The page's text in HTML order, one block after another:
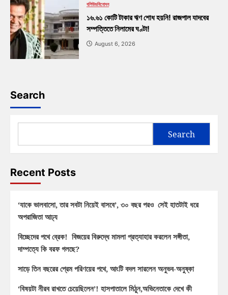
বলিউডবিনোদন
১৬.৬১ কোটি টাকার ঋণ শোধ হয়নি! রাজপাল যাদবের
সম্পত্তিতে নিলামের ঘণ্টা!
August 6, 2026
Search
Search
Recent Posts
‘যাকে ভালবাসো, তার সবটা নিয়েই বাসবে’, ৩০ বছর পরও সেই হাতটাই ধরে
অপরাজিতা আঢ্য
বিচ্ছেদের পথে ব্রেক! বিজয়ের বিরুদ্ধে মামলা প্রত্যাহার করলেন সঙ্গীতা,
দাম্পত্যে কি বরফ গলছে?
সাড়ে তিন বছরের প্রেম পরিণয়ের পথে, আংটি বদল সারলেন অনুভব-অনুষ্কা
‘বিষয়টা নীরব রাখতে চেয়েছিলেন’! হাসপাতালে মিঠুন,অভিনেতাকে দেখে কী